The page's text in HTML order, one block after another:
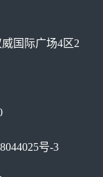
国际广场4区2
号-3